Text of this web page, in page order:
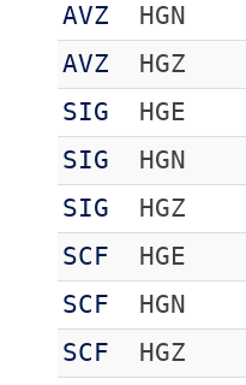
AVZ
HGN
AVZ
HGZ
SIG
HGE
SIG
HGN
SIG
HGZ
SCF
HGE
SCF
HGN
SCF
HGZ